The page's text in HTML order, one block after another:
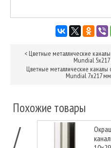
< Цветные металлические
Mundial
Цветные металлические каналы
Mundial 7х217
Похожие товары